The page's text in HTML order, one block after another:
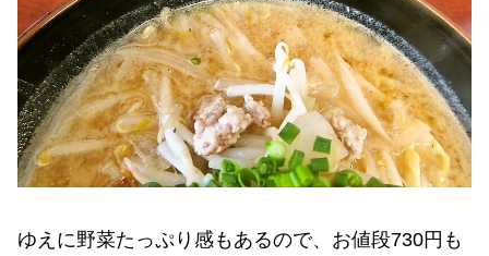
ゆえに野菜たっぷり感もあるので、お値段730円も